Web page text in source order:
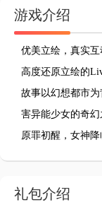
游戏介绍
优美立绘，真实互
高度还原立绘的
故事以幻想都市
害异能少女的奇幻
原罪初醒，女神
礼包介绍